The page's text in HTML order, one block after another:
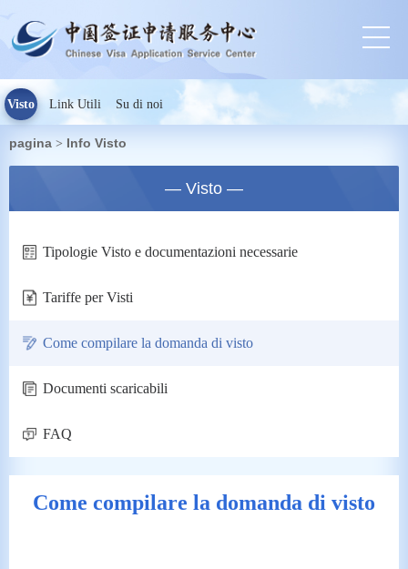
Visto Link Utili Su di noi
pagina > Info Visto
— Visto —
Tipologie Visto e documentazioni necessarie
Tariffe per Visti
Come compilare la domanda di visto
Documenti scaricabili
FAQ
Come compilare la domanda di visto